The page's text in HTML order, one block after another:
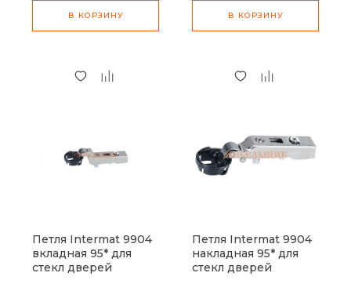
В КОРЗИНУ В КОРЗИНУ
Петля Intermat 9904
вкладная 95* для
стекл дверей
Петля Intermat 9904
накладная 95* для
стекл дверей